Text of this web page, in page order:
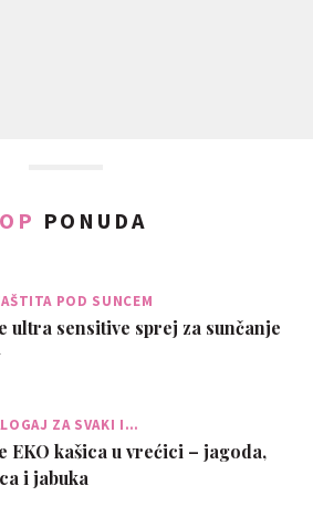
PONUDA
POD SUNCEM
ultra sensitive sprej za sunčanje
ZA SVAKI I…
EKO kašica u vrećici – jagoda,
i jabuka